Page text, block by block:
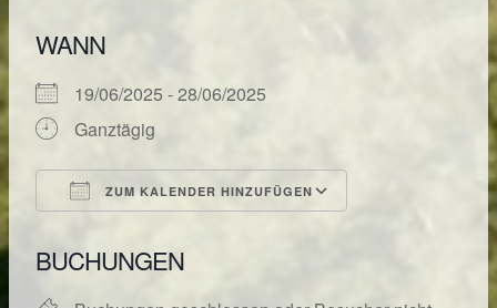
WANN
19/06/2025 - 28/06/2025
Ganztägig
ZUM KALENDER HINZUFÜGEN
Google
BUCHUNGEN